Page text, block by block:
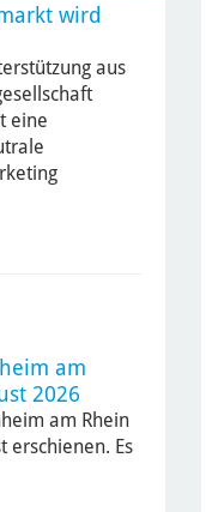
wird
aus
eine
am
2026
am Rhein
erschienen. Es